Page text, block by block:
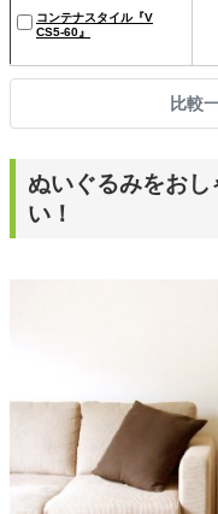
コンテナスタイル『V
CS5-60』
比較
ぬいぐるみをお
い！